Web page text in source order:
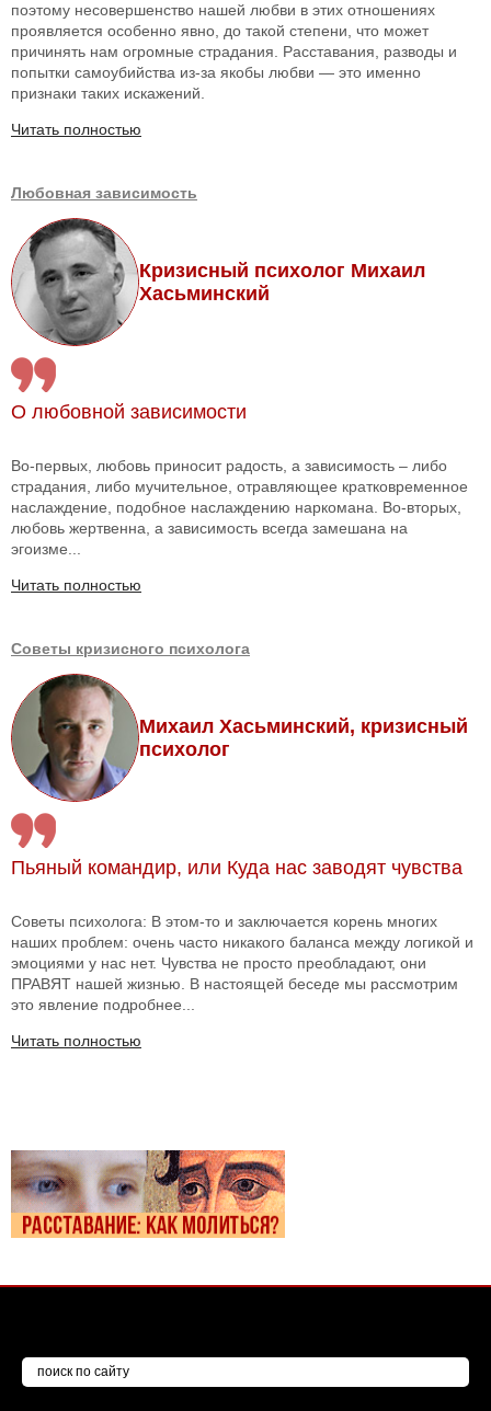
поэтому несовершенство нашей любви в этих отношениях
проявляется особенно явно, до такой степени, что может
причинять нам огромные страдания. Расставания, разводы и
попытки самоубийства из-за якобы любви — это именно
признаки таких искажений.
Читать полностью
Любовная зависимость
Кризисный психолог Михаил
Хасьминский
О любовной зависимости
Во-первых, любовь приносит радость, а зависимость – либо
страдания, либо мучительное, отравляющее кратковременное
наслаждение, подобное наслаждению наркомана. Во-вторых,
любовь жертвенна, а зависимость всегда замешана на
эгоизме...
Читать полностью
Советы кризисного психолога
Михаил Хасьминский, кризисный
психолог
Пьяный командир, или Куда нас заводят чувства
Советы психолога: В этом-то и заключается корень многих
наших проблем: очень часто никакого баланса между логикой и
эмоциями у нас нет. Чувства не просто преобладают, они
ПРАВЯТ нашей жизнью. В настоящей беседе мы рассмотрим
это явление подробнее...
Читать полностью